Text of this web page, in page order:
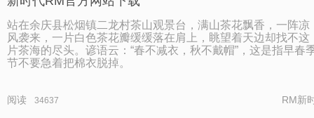
站在余庆县松烟镇二龙村茶山观景台，满山茶花飘香，一阵凉
风袭来，一片白色茶花瓣缓缓落在肩上，眺望着天边却找不这
片茶海的尽头。谚语云：“春不减衣，秋不戴帽”，这是指早春
节不要急着把棉衣脱掉。
阅读 34637 RM新